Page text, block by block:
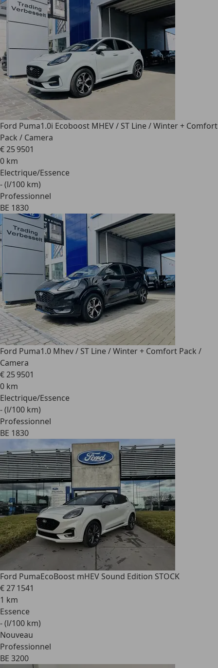
Ford Puma1.0i Ecoboost MHEV / ST Line / Winter + Comfort
Pack / Camera
€ 25 9501
0 km
Electrique/Essence
- (l/100 km)
Professionnel
BE 1830
Ford Puma1.0 Mhev / ST Line / Winter + Comfort Pack /
Camera
€ 25 9501
0 km
Electrique/Essence
- (l/100 km)
Professionnel
BE 1830
Ford PumaEcoBoost mHEV Sound Edition STOCK
€ 27 1541
1 km
Essence
- (l/100 km)
Nouveau
Professionnel
BE 3200